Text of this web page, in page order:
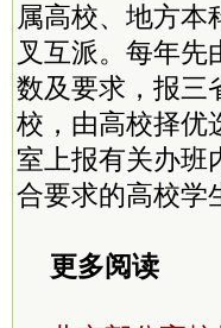
属高校、地方本
叉互派。每年先
数及要求，报三
校，由高校择优
室上报有关办班
合要求的高校学
更多阅读